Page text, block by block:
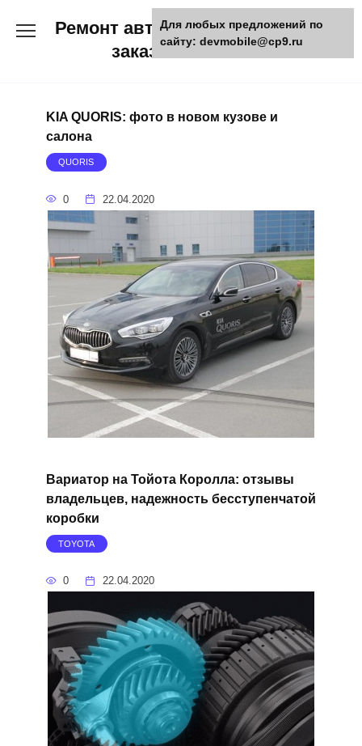
Ремонт авто и мото техники,
заказ запчастей
KIA QUORIS: фото в новом кузове и
салона
QUORIS
0 22.04.2020
Вариатор на Тойота Королла: отзывы
владельцев, надежность бесступенчатой
коробки
TOYOTA
0 22.04.2020
Для любых предложений по
сайту: devmobile@cp9.ru